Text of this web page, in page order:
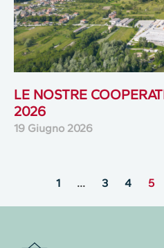
LE NOSTRE
2026
19 Giugno 2026
1 … 3 4 5